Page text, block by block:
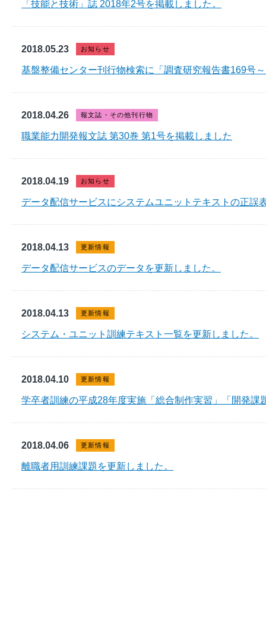
「技能と技術」誌 2018年2号を掲載しました。
2018.05.23 お知らせ
基盤整備センター刊行物検索に「調査研究報告書169号
2018.04.26 報文誌・その他刊行物
職業能力開発報文誌 第30巻 第1号を掲載しました
2018.04.19 お知らせ
データ配信サービスにシステムユニットテキストの正誤
2018.04.13 更新情報
データ配信サービスのデータを更新しました。
2018.04.13 更新情報
システム・ユニット訓練テキスト一覧を更新しました。
2018.04.10 更新情報
学卒者訓練の平成28年度実施「総合制作実習」「開発課
2018.04.06 更新情報
離職者用訓練課題を更新しました。